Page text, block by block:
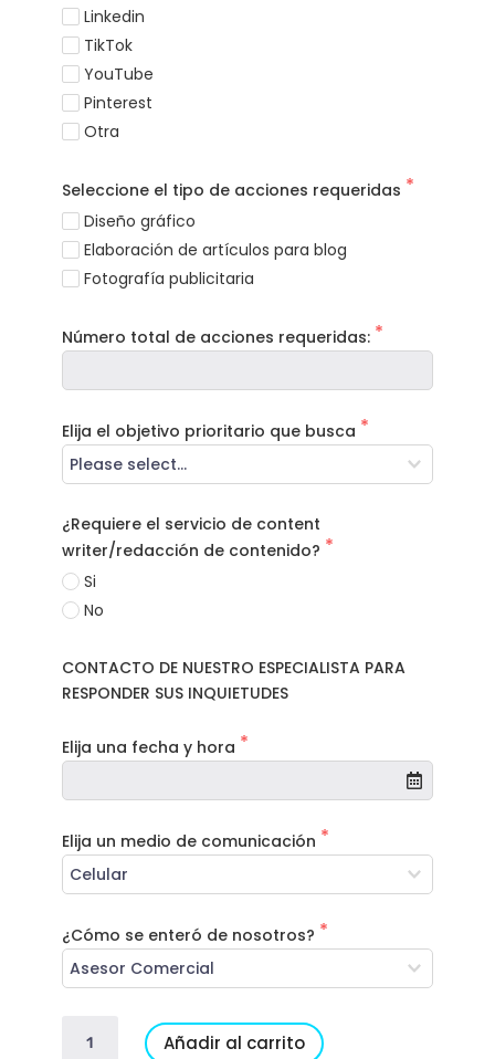
Linkedin
TikTok
YouTube
Pinterest
Otra
Seleccione el tipo de acciones requeridas
Diseño gráfico
Elaboración de artículos para blog
Fotografía publicitaria
Número total de acciones requeridas:
Elija el objetivo prioritario que busca
¿Requiere el servicio de content
writer/redacción de contenido?
Si
No
CONTACTO DE NUESTRO ESPECIALISTA PARA
RESPONDER SUS INQUIETUDES
Elija una fecha y hora
Elija un medio de comunicación
¿Cómo se enteró de nosotros?
MARKETING
DIGITAL
Añadir al carrito